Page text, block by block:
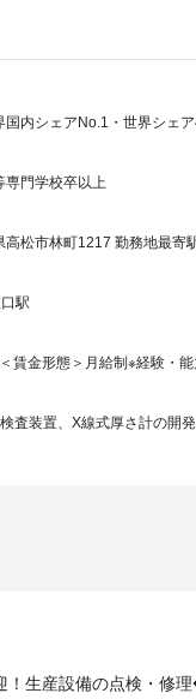
国内シェアNo.1・世界シェ
専門学校卒以上
松市林町1217 勤務地最寄
駅
賃金形態＞月給制※経験・
査装置、X線式厚さ計の開
！生産設備の点検・修